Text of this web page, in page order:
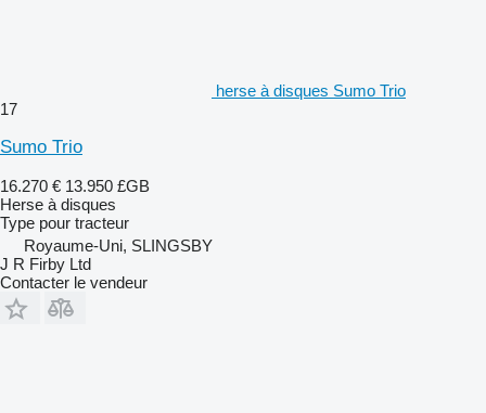
herse à disques Sumo Trio
17
Sumo Trio
16.270 € 13.950 £GB
Herse à disques
Type pour tracteur
Royaume-Uni, SLINGSBY
J R Firby Ltd
Contacter le vendeur